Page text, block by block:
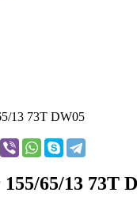
13 73T DW05
65/13 73T